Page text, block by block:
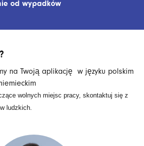
od wypadków
na Twoją aplikację w języku polskim
wolnych miejsc pracy, skontaktuj się z
ludzkich.